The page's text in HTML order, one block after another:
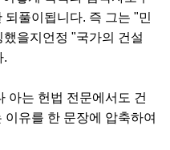
풀이됩니다. 즉 그는 "민
을지언정 "국가의 건설
.
아는 헌법 전문에서도 건
유를 한 문장에 압축하여